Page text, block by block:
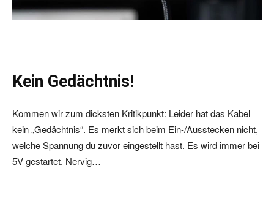
Kein Gedächtnis!
Kommen wir zum dicksten Kritikpunkt: Leider hat das Kabel
kein „Gedächtnis“. Es merkt sich beim Ein-/Ausstecken nicht,
welche Spannung du zuvor eingestellt hast. Es wird immer bei
5V gestartet. Nervig…